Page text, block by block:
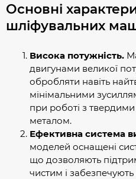
Основні
шліфувальних
Висока потужність.
двигунами великої
обробляти навіть
мінімальними
при роботі з
металом.
Ефективна система
моделей оснащені
що дозволяють
чистим і